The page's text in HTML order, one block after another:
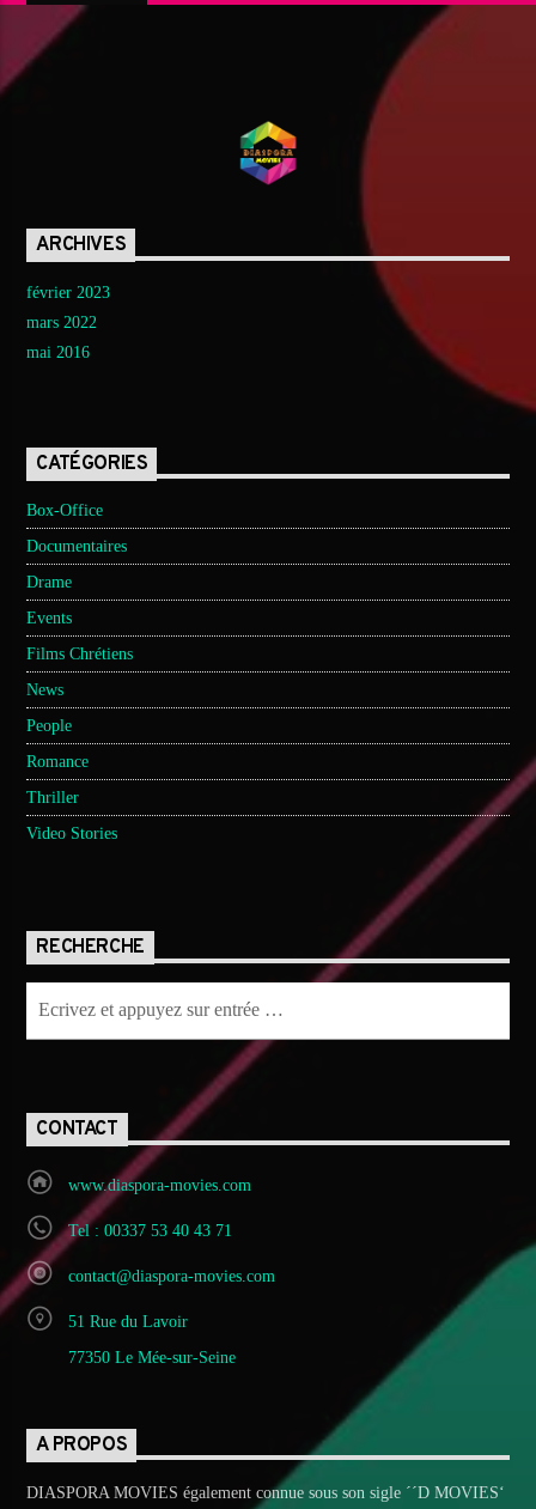
ARCHIVES
février 2023
mars 2022
mai 2016
CATÉGORIES
Box-Office
Documentaires
Drame
Events
Films Chrétiens
News
People
Romance
Thriller
Video Stories
RECHERCHE
CONTACT
www.diaspora-movies.com
Tel : 00337 53 40 43 71
contact@diaspora-movies.com
51 Rue du Lavoir
77350 Le Mée-sur-Seine
A PROPOS
DIASPORA MOVIES également connue sous son sigle ´´D MOVIES‘